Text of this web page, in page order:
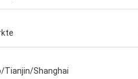
Tianjin/Shanghai